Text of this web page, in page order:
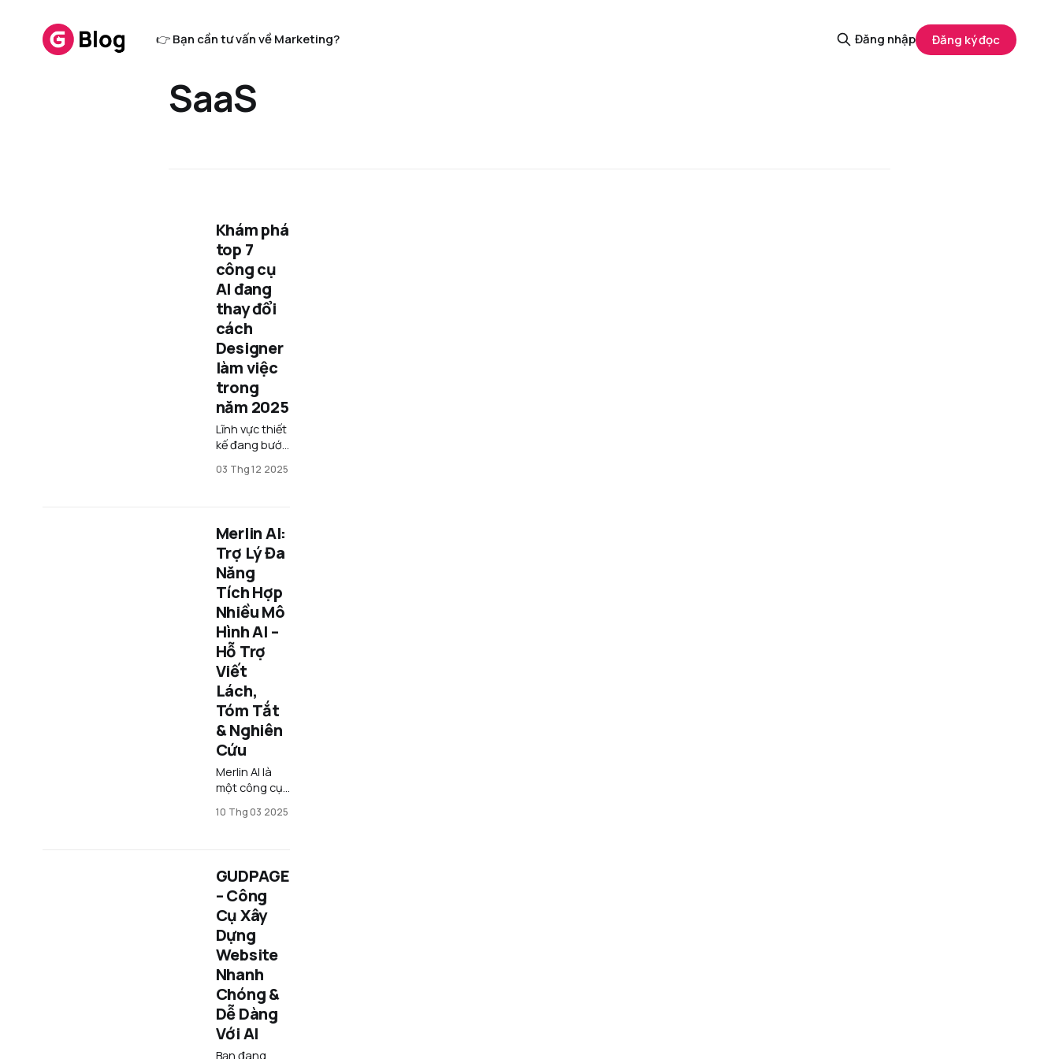
👉 Bạn cần tư vấn về Marketing? Đăng nhập Đăng ký đọc
SaaS
Khám phá
top 7
công cụ
AI đang
thay đổi
cách
Designer
làm việc
trong
năm 2025
Lĩnh vực thiết
kế đang bước
chuyển đổi
nhân tạo (AI)
đang tái định
hình cách
các chuyên
gia sáng tạo
vận hành
công việc.
Những quy
trình thủ
công vốn tốn
hàng giờ cho
các thao tác
03 Thg 12 2025
Merlin AI:
Trợ Lý Đa
Năng
Tích Hợp
Nhiều Mô
Hình AI –
Hỗ Trợ
Viết
Lách,
Tóm Tắt
& Nghiên
Cứu
Merlin AI là
một công cụ
hỗ trợ mạnh
planner và
doanh
nghiệp nhỏ
bằng cách
tóm tắt,
nghiên cứu,
viết lách và
xử lý thông
tin nhanh
chóng. Tất cả
mô hình AI
hàng đầu
10 Thg 03 2025
GUDPAGE
– Công
Cụ Xây
Dựng
Website
Nhanh
Chóng &
Dễ Dàng
Với AI
Bạn đang